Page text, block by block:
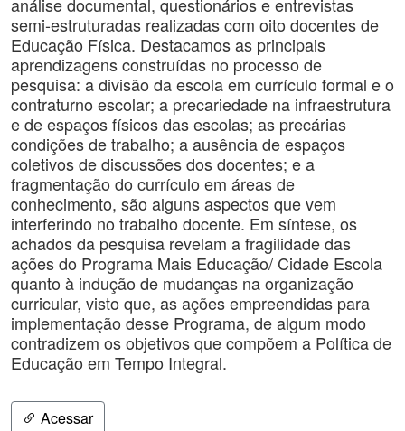
semi-estruturadas realizadas com oito docentes de
Educação Física. Destacamos as principais
aprendizagens construídas no processo de
pesquisa: a divisão da escola em currículo formal e o
contraturno escolar; a precariedade na infraestrutura
e de espaços físicos das escolas; as precárias
condições de trabalho; a ausência de espaços
coletivos de discussões dos docentes; e a
fragmentação do currículo em áreas de
conhecimento, são alguns aspectos que vem
interferindo no trabalho docente. Em síntese, os
achados da pesquisa revelam a fragilidade das
ações do Programa Mais Educação/ Cidade Escola
quanto à indução de mudanças na organização
curricular, visto que, as ações empreendidas para
implementação desse Programa, de algum modo
contradizem os objetivos que compõem a Política de
Educação em Tempo Integral.
Acessar